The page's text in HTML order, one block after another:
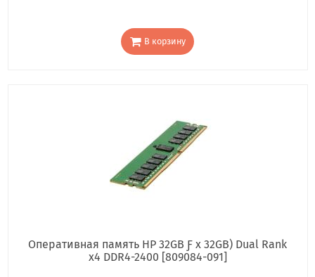
В корзину
Оперативная память HP 32GB Ƒ x 32GB) Dual Rank
x4 DDR4-2400 [809084-091]